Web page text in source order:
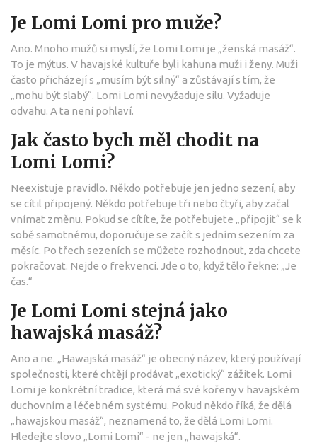
Je Lomi Lomi pro muže?
Ano. Mnoho mužů si myslí, že Lomi Lomi je „ženská masáž“.
To je mýtus. V havajské kultuře byli kahuna muži i ženy. Muži
často přicházejí s „musím být silný“ a zůstávají s tím, že
„mohu být slabý“. Lomi Lomi nevyžaduje silu. Vyžaduje
odvahu. A ta není pohlaví.
Jak často bych měl chodit na
Lomi Lomi?
Neexistuje pravidlo. Někdo potřebuje jen jedno sezení, aby
se cítil připojený. Někdo potřebuje tři nebo čtyři, aby začal
vnímat změnu. Pokud se cítíte, že potřebujete „připojit“ se k
sobě samotnému, doporučuje se začít s jedním sezením za
měsíc. Po třech sezeních se můžete rozhodnout, zda chcete
pokračovat. Nejde o frekvenci. Jde o to, když tělo řekne: „Je
čas.“
Je Lomi Lomi stejná jako
hawajská masáž?
Ano a ne. „Hawajská masáž“ je obecný název, který používají
společnosti, které chtějí prodávat „exotický“ zážitek. Lomi
Lomi je konkrétní tradice, která má své kořeny v havajském
duchovním a léčebném systému. Pokud někdo říká, že dělá
„hawajskou masáž“, neznamená to, že dělá Lomi Lomi.
Hledejte slovo „Lomi Lomi“ - ne jen „hawajská“.